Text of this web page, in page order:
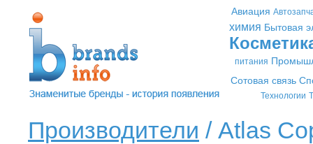
Авиация
химия Бытовая
питания
Сотовая связь
Технологии
Производители / Atlas